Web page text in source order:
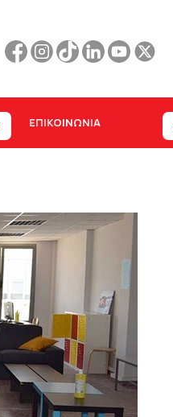
ΕΠΙΚΟΙΝΩΝΊΑ